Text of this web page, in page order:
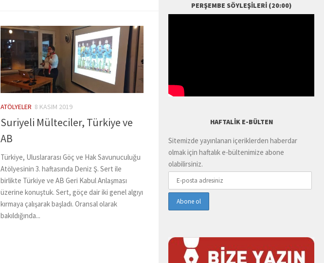
ATÖLYELER 8 KASIM 2019
Suriyeli Mülteciler, Türkiye ve
AB
Türkiye, Uluslararası Göç ve Hak Savunuculuğu
Atölyesinin 3. haftasında Deniz Ş. Sert ile
birlikte Türkiye ve AB Geri Kabul Anlaşması
üzerine konuştuk. Sert, göçe dair iki genel algıyı
kırmaya çalışarak başladı. Oransal olarak
bakıldığında...
PERŞEMBE SÖYLEŞILERI (20:00)
HAFTALIK E-BÜLTEN
Sitemizde yayınlanan içeriklerden haberdar
olmak için haftalık e-bültenimize abone
olabilirsiniz.